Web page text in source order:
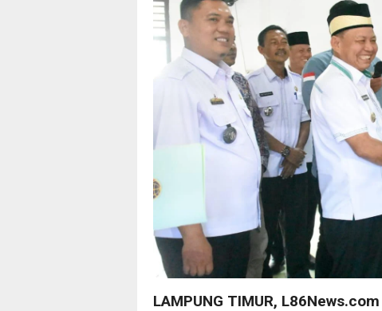
LAMPUNG TIMUR, L86News.com